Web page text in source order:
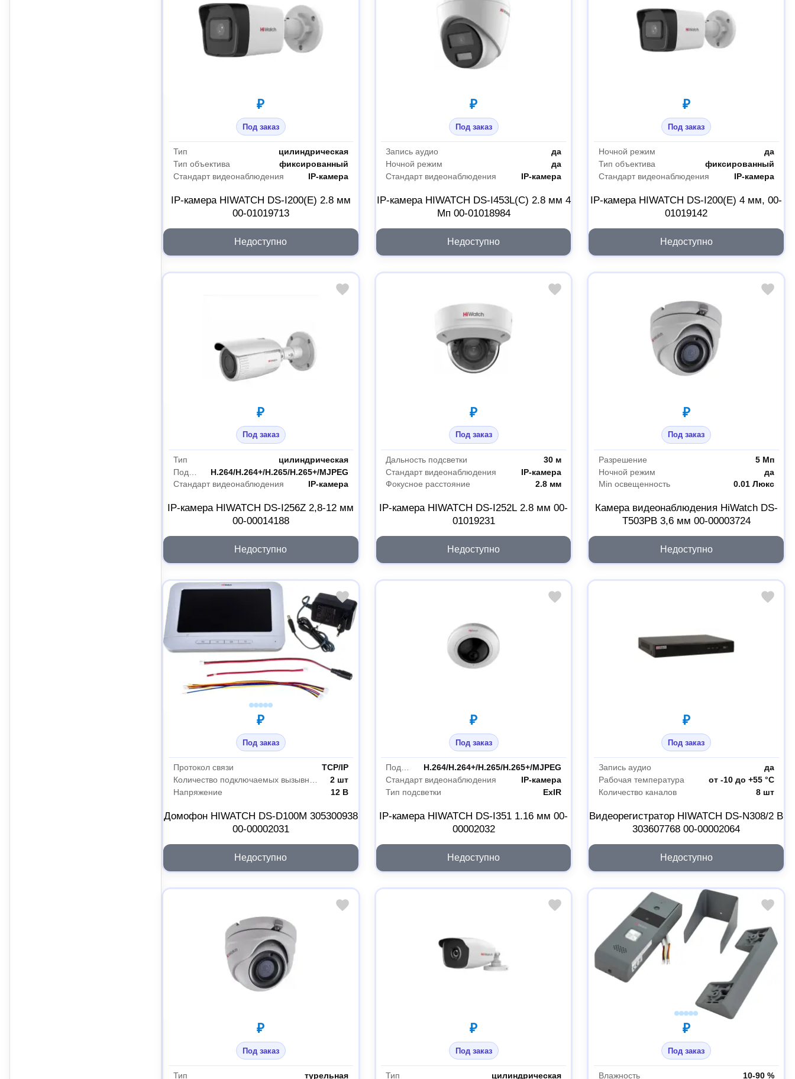
₽
Под заказ
Тип
цилиндрическая
Тип объектива
фиксированный
Стандарт видеонаблюдения
IP-камера
IP-камера HIWATCH DS-I200(E) 2.8 мм
00-01019713
Недоступно
₽
Под заказ
Запись аудио
да
Ночной режим
да
Стандарт видеонаблюдения
IP-камера
IP-камера HIWATCH DS-I453L(C) 2.8 мм 4
Мп 00-01018984
Недоступно
₽
Под заказ
Ночной режим
да
Тип объектива
фиксированный
Стандарт видеонаблюдения
IP-камера
IP-камера HIWATCH DS-I200(E) 4 мм, 00-
01019142
Недоступно
₽
Под заказ
Тип
цилиндрическая
H.264/H.264+/H.265/H.265+/MJPEG
Стандарт видеонаблюдения
IP-камера
IP-камера HIWATCH DS-I256Z 2,8-12 мм
00-00014188
Недоступно
₽
Под заказ
Дальность подсветки
30 м
Стандарт видеонаблюдения
IP-камера
Фокусное расстояние
2.8 мм
IP-камера HIWATCH DS-I252L 2.8 мм 00-
01019231
Недоступно
₽
Под заказ
Разрешение
5 Мп
Ночной режим
да
Min освещенность
0.01 Люкс
Камера видеонаблюдения HiWatch DS-
T503PB 3,6 мм 00-00003724
Недоступно
₽
Под заказ
Протокол связи
TCP/IP
Количество подключаемых вызывных панелей
2 шт
Напряжение
12 В
Домофон HIWATCH DS-D100M 305300938
00-00002031
Недоступно
₽
Под заказ
Поддержка кодеков
H.264/H.264+/H.265/H.265+/MJPEG
Стандарт видеонаблюдения
IP-камера
Тип подсветки
ExIR
IP-камера HIWATCH DS-I351 1.16 мм 00-
00002032
Недоступно
₽
Под заказ
Запись аудио
да
Рабочая температура
от -10 до +55 °С
Количество каналов
8 шт
Видеорегистратор HIWATCH DS-N308/2 B
303607768 00-00002064
Недоступно
₽
Под заказ
Тип турельная
₽
Под заказ
Тип цилиндрическая
₽
Под заказ
Влажность 10-90 %